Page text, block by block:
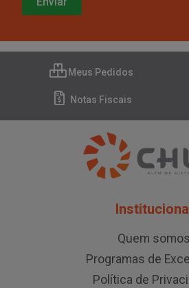
Meus Pedidos
Notas Fiscais
Quem somos
Programas de
Política de